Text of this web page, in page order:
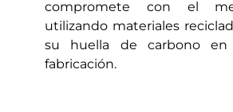
compromete con el
utilizando materiales
su huella de carbono
fabricación.